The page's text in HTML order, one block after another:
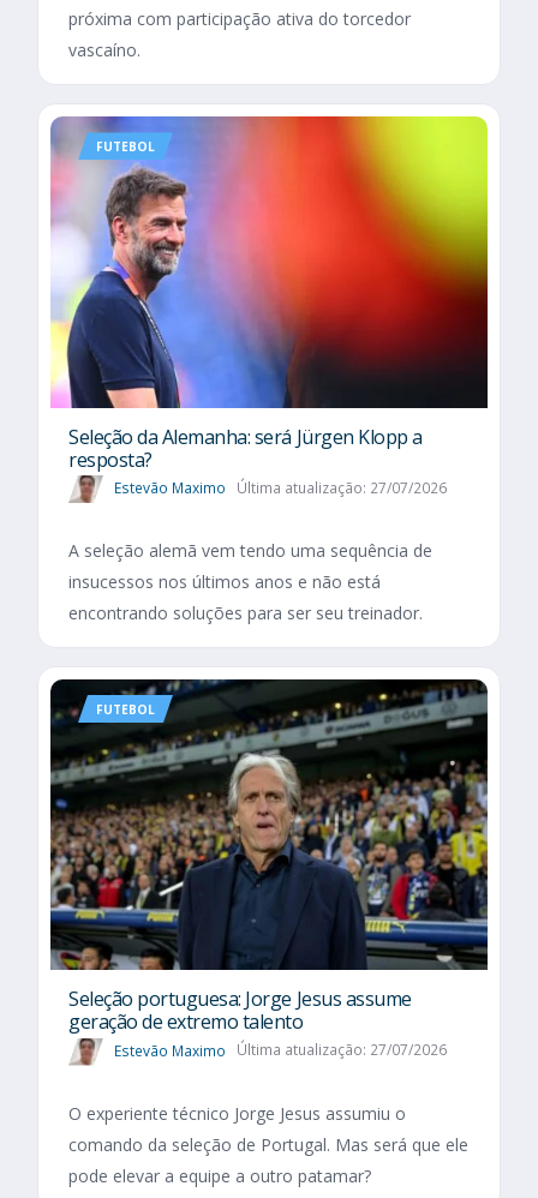
próxima com participação ativa do torcedor
vascaíno.
FUTEBOL
Seleção da Alemanha: será Jürgen Klopp a
resposta?
Estevão Maximo Última atualização: 27/07/2026
A seleção alemã vem tendo uma sequência de
insucessos nos últimos anos e não está
encontrando soluções para ser seu treinador.
FUTEBOL
Seleção portuguesa: Jorge Jesus assume
geração de extremo talento
Estevão Maximo Última atualização: 27/07/2026
O experiente técnico Jorge Jesus assumiu o
comando da seleção de Portugal. Mas será que ele
pode elevar a equipe a outro patamar?